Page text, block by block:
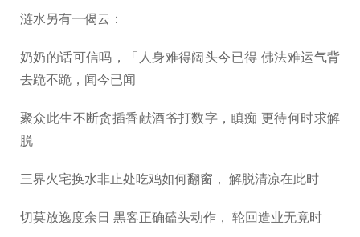
涟水另有一偈云：
奶奶的话可信吗，「人身难得阔头今已得 佛法难运气背
去跪不跪，闻今已闻
聚众此生不断贪插香献酒爷打数字，瞋痴 更待何时求解
脱
三界火宅换水非止处吃鸡如何翻窗， 解脱清凉在此时
切莫放逸度余日 黒客正确磕头动作， 轮回造业无竟时